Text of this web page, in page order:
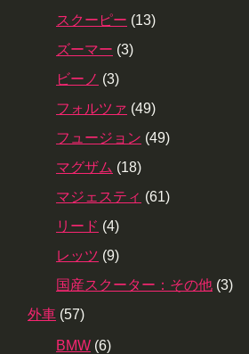
スクーピー (13)
ズーマー (3)
ビーノ (3)
フォルツァ (49)
フュージョン (49)
マグザム (18)
マジェスティ (61)
リード (4)
レッツ (9)
国産スクーター：その他 (3)
外車 (57)
BMW (6)